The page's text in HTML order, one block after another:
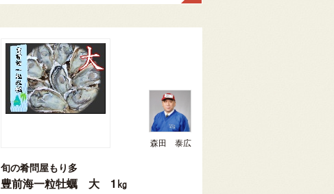
森田 泰広
旬の肴問屋もり多
豊前海一粒牡蠣 大 1㎏